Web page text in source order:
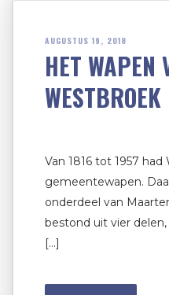
AUGUSTUS 19, 2018
HET WAPEN
WESTBROEK
Van 1816 tot 1957
gemeentewapen.
onderdeel van
bestond uit vier
[…]